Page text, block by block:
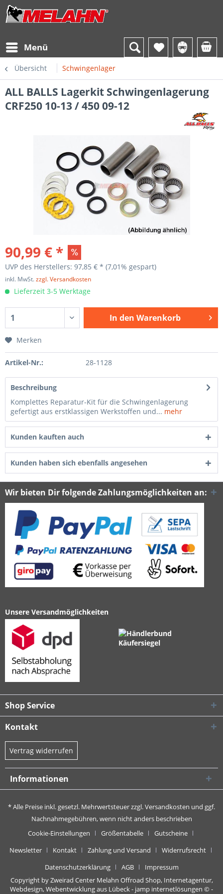
Menü
Übersicht Schwingenlager
ALL BALLS Lagerkit Schwingenlagerung
CRF250 10-13 / 450 09-12
90,99 € *
UVP des Herstellers: 97,85 € * (7,01% gespart)
inkl. MwSt.zzgl. Versandkosten
Lieferzeit 3-5 Werktage
In den Warenkorb
Merken
Artikel-Nr.: 28-1128
Beschreibung
Komplettes Reparatur-Kit für die Schwingenlagerung
gefertigt aus erstklassigen Werkstoffen und... mehr
Kunden kauften auch
Kunden haben sich ebenfalls angesehen
Wir bieten Dir folgende Zahlungsmöglichkeiten an:
Unsere Versandmöglichkeiten
Shop Service
Kontakt
Vertrag widerrufen
Informationen
* Alle Preise inkl. gesetzl. Mehrwertsteuer zzgl.Versandkosten und ggf.
Nachnahmegebühren, wenn nicht anders beschrieben
Cookie-Einstellungen
Größentabelle
Gutscheine
Newsletter
Kontakt Zahlung und Versand
Widerrufsrecht
Datenschutzerklärung
AGB
Impressum
Copyright by Zweirad Center Melahn Offroad Shop, Internetagentur,
Webdesign, Webentwicklung aus Lübeck - jamp internetlösungen © -